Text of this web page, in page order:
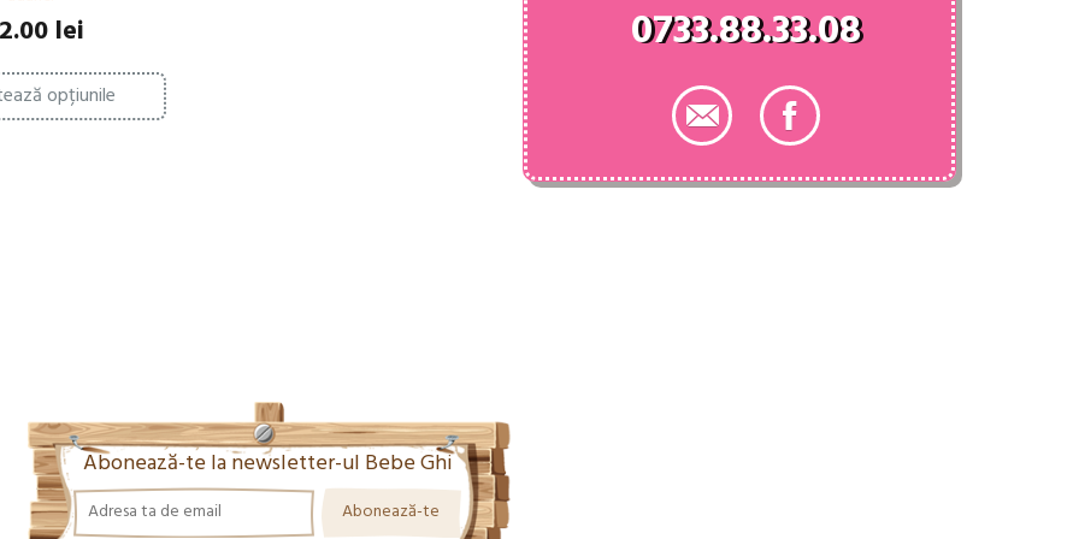
lei
opțiunile
Acest
produs
are
0733.88.33.08
Abonează-te la newsletter-ul Bebe Ghi